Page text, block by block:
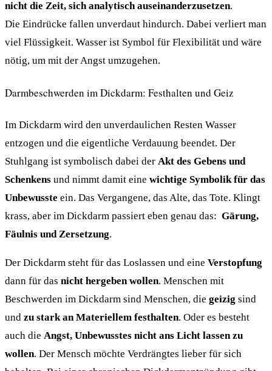
nicht die Zeit, sich analytisch auseinanderzusetzen.
Die Eindrücke fallen unverdaut hindurch. Dabei verliert man
viel Flüssigkeit. Wasser ist Symbol für Flexibilität und wäre
nötig, um mit der Angst umzugehen.
Darmbeschwerden im Dickdarm: Festhalten und Geiz
Im Dickdarm wird den unverdaulichen Resten Wasser
entzogen und die eigentliche Verdauung beendet. Der
Stuhlgang ist symbolisch dabei der Akt des Gebens und
Schenkens und nimmt damit eine wichtige Symbolik für das
Unbewusste ein. Das Vergangene, das Alte, das Tote. Klingt
krass, aber im Dickdarm passiert eben genau das: Gärung,
Fäulnis und Zersetzung.
Der Dickdarm steht für das Loslassen und eine Verstopfung
dann für das nicht hergeben wollen. Menschen mit
Beschwerden im Dickdarm sind Menschen, die geizig sind
und zu stark an Materiellem festhalten. Oder es besteht
auch die Angst, Unbewusstes nicht ans Licht lassen zu
wollen. Der Mensch möchte Verdrängtes lieber für sich